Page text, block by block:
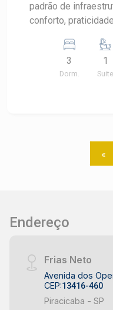
padrão de
conforto,
Ambientes bem
facilitam o dia a
Destaques do imóvel: Sala, cozinha
com conduítes e
não instalado) Duas caixas d´agua de 500 litros,
e tecnologias
3
Dorm.
1
Suite
«
Endereço
Frias Neto
Avenida dos
CEP:13416-460
Piracicaba - SP